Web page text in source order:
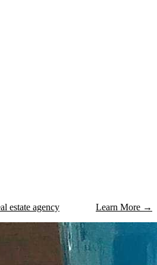
estate agency Learn More →